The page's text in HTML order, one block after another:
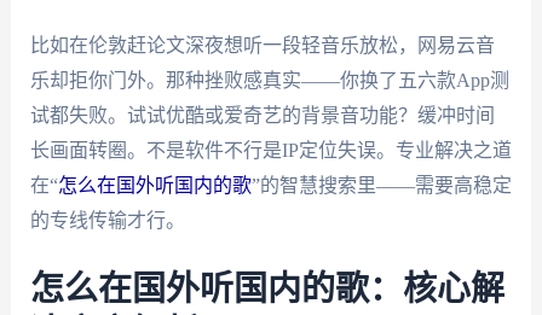
比如在伦敦赶论文深夜想听一段轻音乐放松，网易云音
乐却拒你门外。那种挫败感真实——你换了五六款App测
试都失败。试试优酷或爱奇艺的背景音功能？缓冲时间
长画面转圈。不是软件不行是IP定位失误。专业解决之道
在“怎么在国外听国内的歌”的智慧搜索里——需要高稳定
的专线传输才行。
怎么在国外听国内的歌：核心解